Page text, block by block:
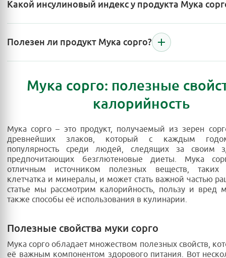
Какой инсулиновый индекс у продукта Мука
Полезен ли продукт Мука сорго?
Мука сорго: полезные
калорийность
Мука сорго – это продукт, получаемый из зерен
древнейших злаков, который с каждым
популярность среди людей, следящих за своим
предпочитающих безглютеновые диеты. Мука
отличным источником полезных веществ,
клетчатка и минералы, и может стать важной частью
статье мы рассмотрим калорийность, пользу и вред
также способы её использования в кулинарии.
Полезные свойства муки сорго
Мука сорго обладает множеством полезных свойств,
её важным компонентом здорового питания. Вот